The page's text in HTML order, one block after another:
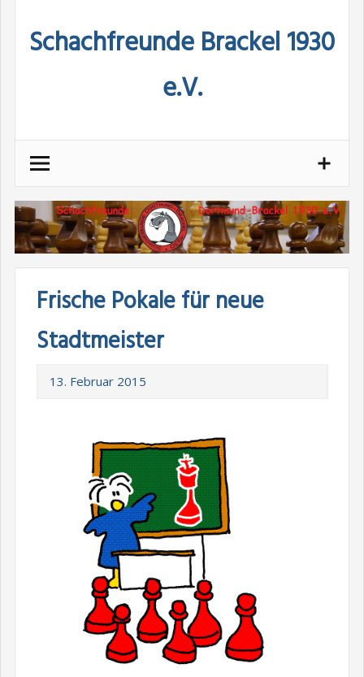
Schachfreunde Brackel 1930
e.V.
Frische Pokale für neue
Stadtmeister
13. Februar 2015